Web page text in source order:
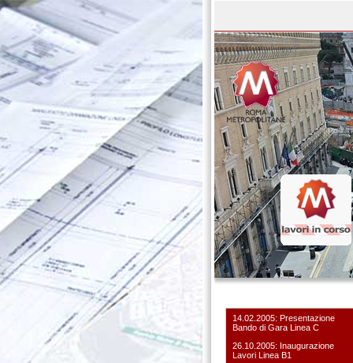
14.02.2005: Presentazione
Bando di Gara Linea C
26.10.2005: Inaugurazione
Lavori Linea B1